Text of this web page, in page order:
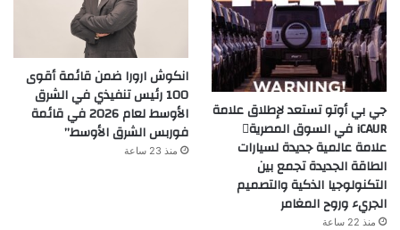
جي بي أوتو تستعد لإطلاق علامة
iCAUR في السوق المصرية
علامة عالمية جديدة لسيارات
الطاقة الجديدة تجمع بين
التكنولوجيا الذكية والتصميم
الجريء وروح المغامر
منذ 22 ساعة
انكوش ارورا ضمن قائمة أقوى
100 رئيس تنفيذي في الشرق
الأوسط لعام 2026 في قائمة
فوربس الشرق الأوسط”
منذ 23 ساعة